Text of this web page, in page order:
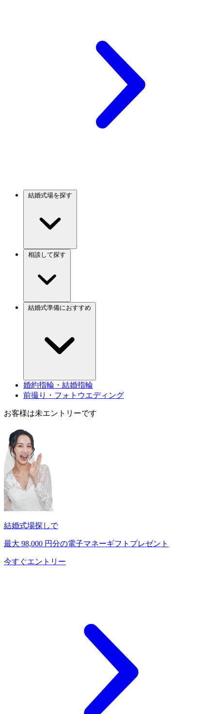
婚約指輪・結婚指輪
前撮り・フォトウエディング
お客様は未エントリーです
結婚式場探しで
最大 98,000 円分の電子マネーギフトプレゼント
今すぐエントリー